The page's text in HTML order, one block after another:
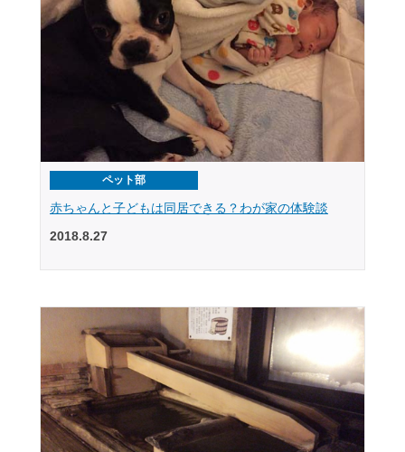
ペット部
赤ちゃんと子どもは同居できる？わが家の体験談
2018.8.27